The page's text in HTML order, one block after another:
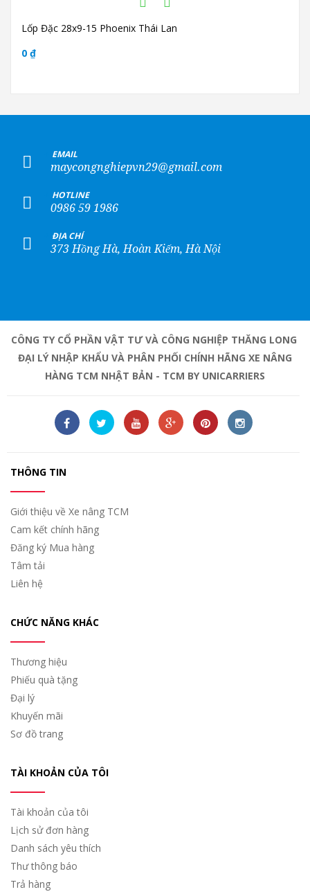
Lốp Đặc 28x9-15 Phoenix Thái Lan
0 ₫
EMAIL
maycongnghiepvn29@gmail.com
HOTLINE
0986 59 1986
ĐỊA CHỈ
373 Hồng Hà, Hoàn Kiếm, Hà Nội
CÔNG TY CỔ PHẦN VẬT TƯ VÀ CÔNG NGHIỆP THĂNG LONG
ĐẠI LÝ NHẬP KHẨU VÀ PHÂN PHỐI CHÍNH HÃNG XE NÂNG
HÀNG TCM NHẬT BẢN - TCM BY UNICARRIERS
THÔNG TIN
Giới thiệu về Xe nâng TCM
Cam kết chính hãng
Đăng ký Mua hàng
Tâm tải
Liên hệ
CHỨC NĂNG KHÁC
Thương hiệu
Phiếu quà tặng
Đại lý
Khuyến mãi
Sơ đồ trang
TÀI KHOẢN CỦA TÔI
Tài khoản của tôi
Lịch sử đơn hàng
Danh sách yêu thích
Thư thông báo
Trả hàng